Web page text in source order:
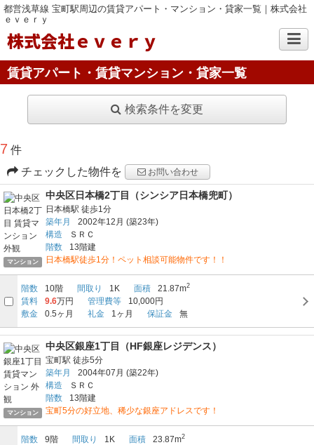
都営浅草線 宝町駅周辺の賃貸アパート・マンション・貸家一覧｜株式会社
ｅｖｅｒｙ
株式会社ｅｖｅｒｙ
賃貸アパート・賃貸マンション・貸家一覧
検索条件を変更
7 件
チェックした物件を
お問い合わせ
マンション
中央区日本橋2丁目（シンシア日本橋兜町）
日本橋駅 徒歩1分
築年月
2002年12月 (築23年)
構造
ＳＲＣ
階数
13階建
日本橋駅徒歩1分！ペット相談可能物件です！！
階数 10階 間取り 1K 面積 21.87m2
賃料 9.6万円 管理費等
10,000円
敷金
0.5ヶ月 礼金 1ヶ月 保証金 無
マンション
中央区銀座1丁目（HF銀座レジデンス）
宝町駅 徒歩5分
築年月
2004年07月 (築22年)
構造
ＳＲＣ
階数
13階建
宝町5分の好立地、稀少な銀座アドレスです！
階数 9階 間取り 1K 面積 23.87m2